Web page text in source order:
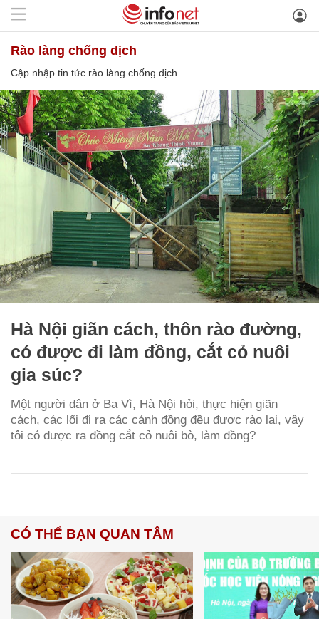
rào làng chống dịch
Cập nhập tin tức rào làng chống dịch
Hà Nội giãn cách, thôn rào đường,
có được đi làm đồng, cắt cỏ nuôi
gia súc?
Một người dân ở Ba Vì, Hà Nội hỏi, thực hiện giãn
cách, các lối đi ra các cánh đồng đều được rào lại, vậy
tôi có được ra đồng cắt cỏ nuôi bò, làm đồng?
CÓ THỂ BẠN QUAN TÂM